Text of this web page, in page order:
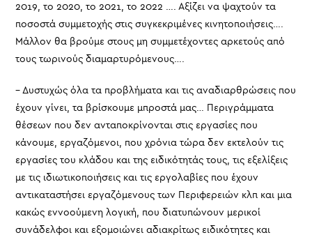
2019, το 2020, το 2021, το 2022 …. Αξίζει να ψαχτούν τα
ποσοστά συμμετοχής στις συγκεκριμένες κινητοποιήσεις….
Μάλλον θα βρούμε στους μη συμμετέχοντες αρκετούς από
τους τωρινούς διαμαρτυρόμενους….
– Δυστυχώς όλα τα προβλήματα και τις αναδιαρθρώσεις που
έχουν γίνει, τα βρίσκουμε μπροστά μας… Περιγράμματα
θέσεων που δεν ανταποκρίνονται στις εργασίες που
κάνουμε, εργαζόμενοι, που χρόνια τώρα δεν εκτελούν τις
εργασίες του κλάδου και της ειδικότητάς τους, τις εξελίξεις
με τις ιδιωτικοποιήσεις και τις εργολαβίες που έχουν
αντικαταστήσει εργαζόμενους των Περιφερειών κλπ και μια
κακώς εννοούμενη λογική, που διατυπώνουν μερικοί
συνάδελφοι και εξομοιώνει αδιακρίτως ειδικότητες και